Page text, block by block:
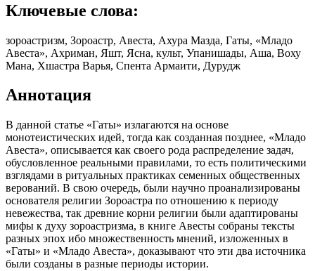
Ключевые слова:
зороастризм, Зороастр, Авеста, Ахура Мазда, Гаты, «Младо
Авеста», Ахриман, Яшт, Ясна, культ, Упанишады, Аша, Воху
Мана, Хшастра Варья, Спента Армаити, Дурудж
Аннотация
В данной статье «Гаты» излагаются на основе
монотеистических идей, тогда как созданная позднее, «Младо
Авеста», описывается как своего рода распределение задач,
обусловленное реальными правилами, то есть политическими
взглядами в ритуальных практиках семенных общественных
верований. В свою очередь, были научно проанализированы
основателя религии Зороастра по отношению к периоду
невежества, так древние корни религии были адаптированы
мифы к духу зороастризма, в книге Авесты собраны тексты
разных эпох ибо множественность мнений, изложенных в
«Гаты» и «Младо Авеста», доказывают что эти два источника
были созданы в разные периоды истории.